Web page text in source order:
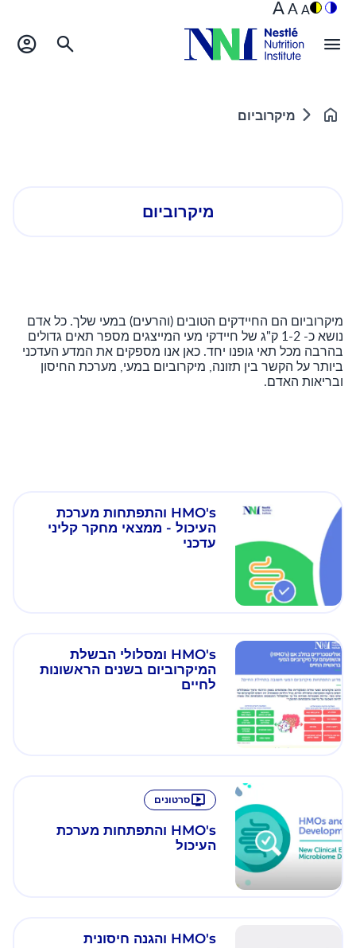
A
A
A
Home מיקרוביום
מיקרוביום
מיקרוביום הם החיידקים הטובים (והרעים) במעי שלך. כל אדם
נושא כ- 1-2 ק"ג של חיידקי מעי המייצגים מספר תאים גדולים
בהרבה מכל תאי גופנו יחד. כאן אנו מספקים את המדע העדכני
ביותר על הקשר בין תזונה, מיקרוביום במעי, מערכת החיסון
ובריאות האדם.
HMO's והתפתחות מערכת
העיכול - ממצאי מחקר קליני
עדכני
HMO's ומסלולי הבשלת
המיקרוביום בשנים הראשונות
לחיים
סרטונים
HMO's והתפתחות מערכת
העיכול
HMO's והגנה חיסונית